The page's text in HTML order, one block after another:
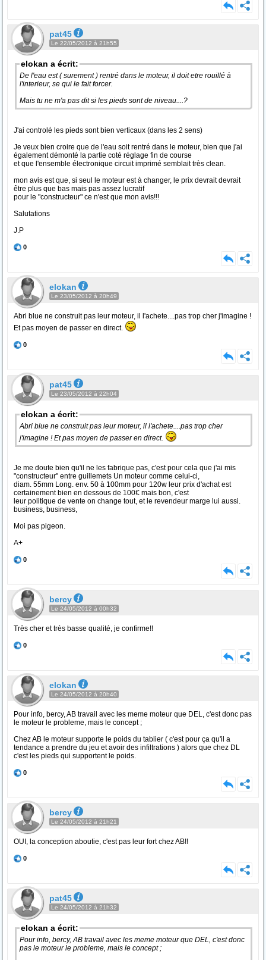
pat45
Le 22/05/2012 à 21h55
elokan a écrit:
De l'eau est ( surement ) rentré dans le moteur, il doit etre rouillé à
l'interieur, se qui le fait forcer.
Mais tu ne m'a pas dit si les pieds sont de niveau....?
J'ai controlé les pieds sont bien verticaux (dans les 2 sens)
Je veux bien croire que de l'eau soit rentré dans le moteur, bien que j'ai
également démonté la partie coté réglage fin de course
et que l'ensemble électronique circuit imprimé semblait très clean.
mon avis est que, si seul le moteur est à changer, le prix devrait devrait
être plus que bas mais pas assez lucratif
pour le "constructeur" ce n'est que mon avis!!!
Salutations
J.P
0
elokan
Le 23/05/2012 à 20h49
Abri blue ne construit pas leur moteur, il l'achete....pas trop cher j'imagine !
Et pas moyen de passer en direct.
0
pat45
Le 23/05/2012 à 22h04
elokan a écrit:
Abri blue ne construit pas leur moteur, il l'achete....pas trop cher
j'imagine ! Et pas moyen de passer en direct.
Je me doute bien qu'il ne les fabrique pas, c'est pour cela que j'ai mis
"constructeur" entre guillemets Un moteur comme celui-ci,
diam. 55mm Long. env. 50 à 100mm pour 120w leur prix d'achat est
certainement bien en dessous de 100€ mais bon, c'est
leur politique de vente on change tout, et le revendeur marge lui aussi.
business, business,
Moi pas pigeon.
A+
0
bercy
Le 24/05/2012 à 00h32
Très cher et très basse qualité, je confirme!!
0
elokan
Le 24/05/2012 à 20h40
Pour info, bercy, AB travail avec les meme moteur que DEL, c'est donc pas
le moteur le probleme, mais le concept ;
Chez AB le moteur supporte le poids du tablier ( c'est pour ça qu'il a
tendance a prendre du jeu et avoir des infiltrations ) alors que chez DL
c'est les pieds qui supportent le poids.
0
bercy
Le 24/05/2012 à 21h21
OUI, la conception aboutie, c'est pas leur fort chez AB!!
0
pat45
Le 24/05/2012 à 21h32
elokan a écrit:
Pour info, bercy, AB travail avec les meme moteur que DEL, c'est donc
pas le moteur le probleme, mais le concept ;